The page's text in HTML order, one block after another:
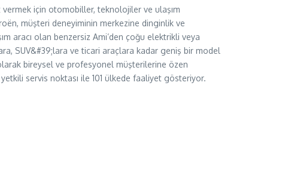
vermek için otomobiller, teknolojiler ve ulaşım
müşteri deneyiminin merkezine dinginlik ve
aracı olan benzersiz Ami’den çoğu elektrikli veya
SUV&#39;lara ve ticari araçlara kadar geniş bir model
bireysel ve profesyonel müşterilerine özen
servis noktası ile 101 ülkede faaliyet gösteriyor.